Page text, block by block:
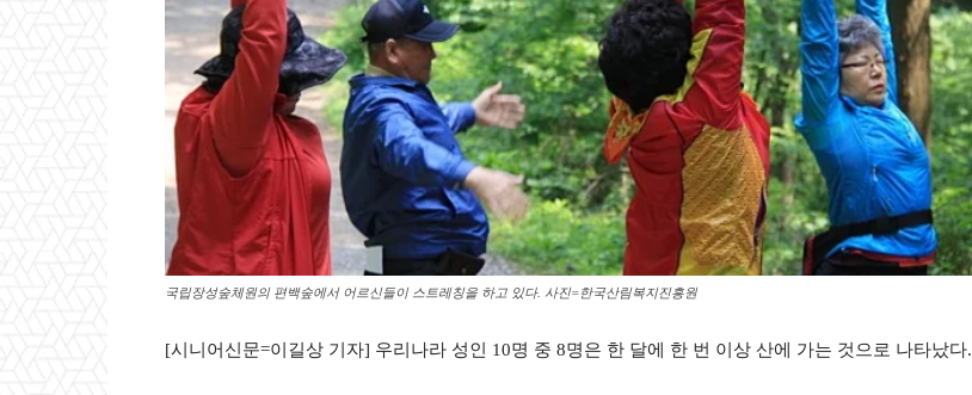
국립장성숲체원의 편백숲에서 어르신들이 스트레칭을 하고 있다. 사진=한국산림복지진흥원
[시니어신문=이길상 기자] 우리나라 성인 10명 중 8명은 한 달에 한 번 이상 산에 가는 것으로 나타났다.